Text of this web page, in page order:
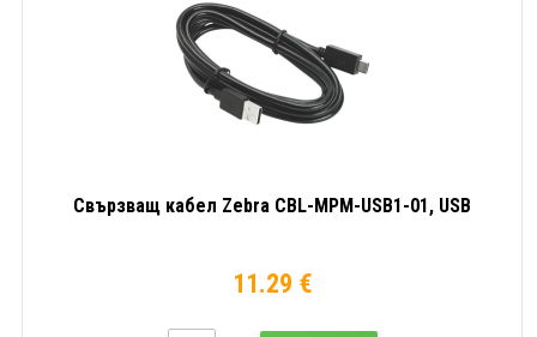
Свързващ кабел Zebra CBL-MPM-USB1-01, USB
11.29 €